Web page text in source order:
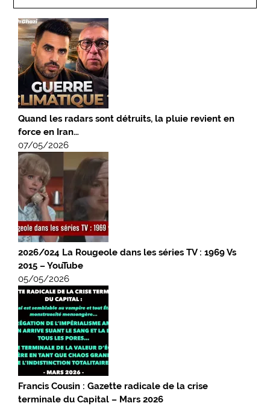
Quand les radars sont détruits, la pluie revient en
force en Iran…
07/05/2026
2026/024 La Rougeole dans les séries TV : 1969 Vs
2015 – YouTube
05/05/2026
Francis Cousin : Gazette radicale de la crise
terminale du Capital – Mars 2026